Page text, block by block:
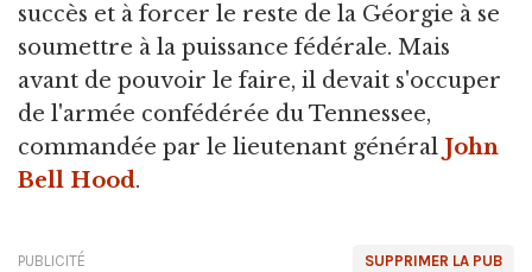
succès et à forcer le reste de la Géorgie à se
soumettre à la puissance fédérale. Mais
avant de pouvoir le faire, il devait s'occuper
de l'armée confédérée du Tennessee,
commandée par le lieutenant général John
Bell Hood.
SUPPRIMER LA PUB
PUBLICITÉ